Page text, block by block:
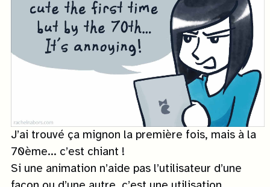
J’ai trouvé ça mignon la première fois, mais à la
70ème... c’est chiant !
Si une animation n’aide pas l’utilisateur d’une